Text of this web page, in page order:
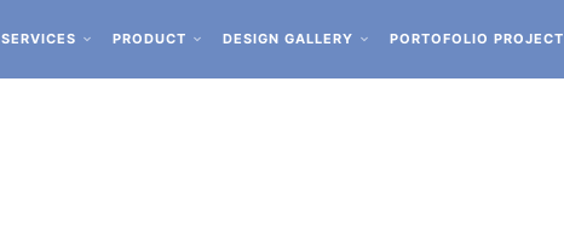
SERVICES PRODUCT DESIGN GALLERY PORTOFOLIO PROJECT